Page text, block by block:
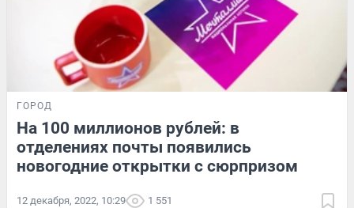
ГОРОД
На 100 миллионов рублей: в
отделениях почты появились
новогодние открытки с сюрпризом
12 декабря, 2022, 10:29 1 551